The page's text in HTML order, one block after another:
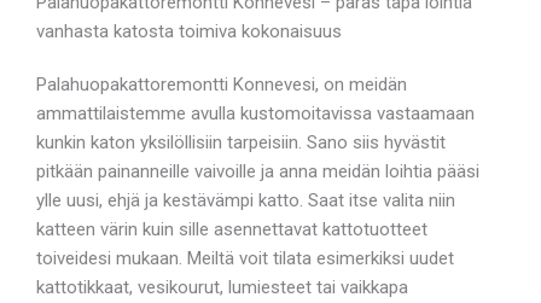
vanhasta katosta toimiva kokonaisuus
Palahuopakattoremontti Konnevesi, on meidän
ammattilaistemme avulla kustomoitavissa vastaamaan
kunkin katon yksilöllisiin tarpeisiin. Sano siis hyvästit
pitkään painanneille vaivoille ja anna meidän loihtia pääsi
ylle uusi, ehjä ja kestävämpi katto. Saat itse valita niin
katteen värin kuin sille asennettavat kattotuotteet
toiveidesi mukaan. Meiltä voit tilata esimerkiksi uudet
kattotikkaat, vesikourut, lumiesteet tai vaikkapa